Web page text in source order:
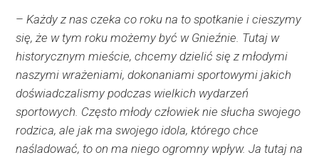
–Każdy z nas czeka co roku na to spotkanie i cieszymy
się, że w tym roku możemy być w Gnieźnie. Tutaj w
historycznym mieście, chcemy dzielić się z młodymi
naszymi wrażeniami, dokonaniami sportowymi jakich
doświadczalismy podczas wielkich wydarzeń
sportowych. Często młody człowiek nie słucha swojego
rodzica, ale jak ma swojego idola, którego chce
naśladować, to on ma niego ogromny wpływ. Ja tutaj na